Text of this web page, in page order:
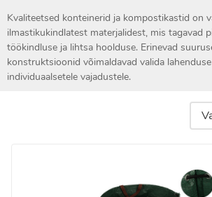
Kvaliteetsed konteinerid ja kompostikastid on
ilmastikukindlatest materjalidest, mis tagavad
töökindluse ja lihtsa hoolduse. Erinevad
konstruktsioonid võimaldavad valida
individuaalsetele vajadustele.